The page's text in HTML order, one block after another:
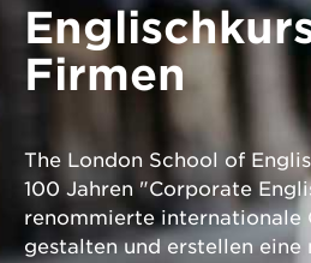
Firmen
The London School of
100 Jahren "Corporate
renommierte internationale
gestalten und erstellen eine